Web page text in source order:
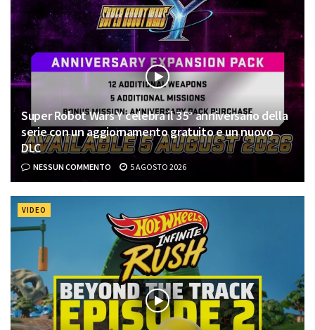
Super Robot Wars Y celebra il 35° anniversario della
serie con un aggiornamento gratuito e un nuovo
DLC
NESSUN COMMENTO 5 AGOSTO 2026
VIDEO